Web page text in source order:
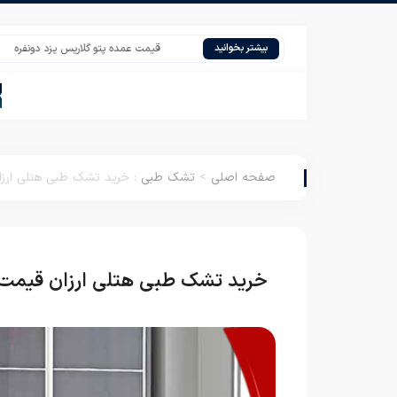
بیشتر بخوانید قیمت عمده پتو گلاریس یزد دونفره فروش
صفحه اصلی > تشک طبی : خرید تشک طبی هتلی
خرید تشک طبی هتلی ارزان